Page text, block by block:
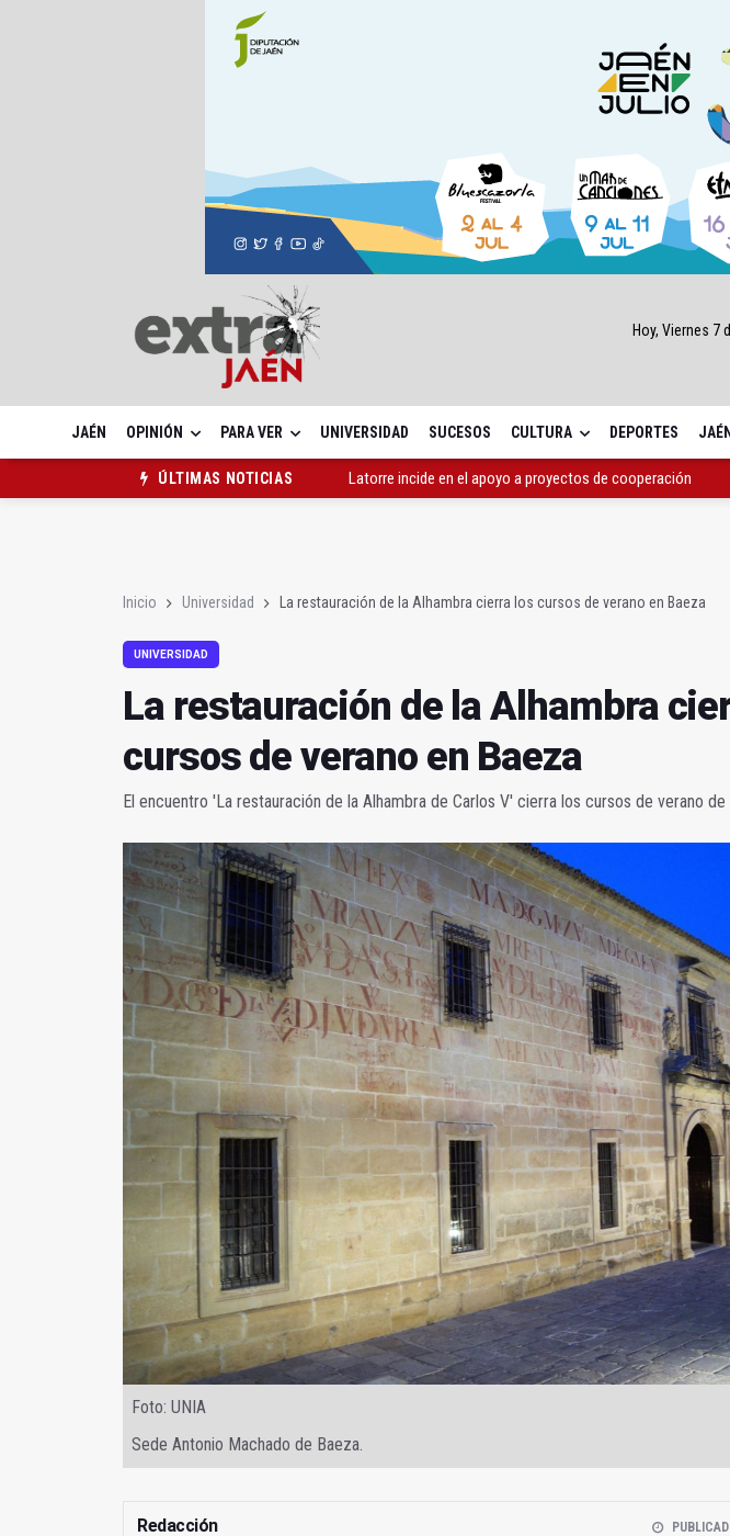
Hoy, Viernes 7
JAÉN OPINIÓN PARA VER UNIVERSIDAD SUCESOS CULTURA DEPORTES
ÚLTIMAS NOTICIAS
Latorre incide en el apoyo a proyectos de cooperación
Inicio Universidad La restauración de la Alhambra cierra los cursos de verano en Baeza
UNIVERSIDAD
La restauración de la Alhambra
cursos de verano en Baeza
El encuentro 'La restauración de la Alhambra de Carlos V' cierra los cursos de verano
Foto: UNIA
Sede Antonio Machado de Baeza.
Redacción